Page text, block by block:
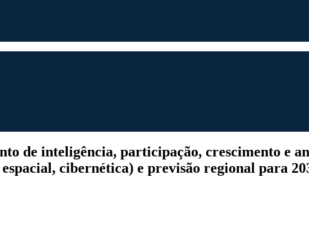
de inteligência, participação, crescimento e
cibernética) e previsão regional para